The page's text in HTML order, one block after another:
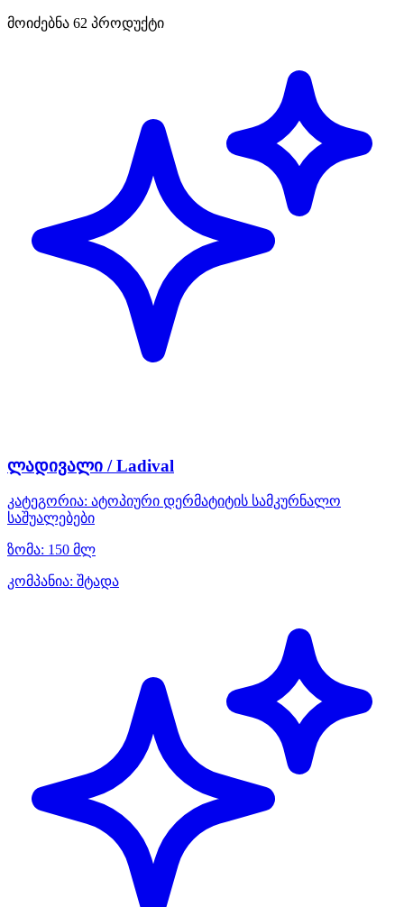
მოიძებნა 62 პროდუქტი
ლადივალი / Ladival
კატეგორია: ატოპიური დერმატიტის სამკურნალო
საშუალებები
ზომა: 150 მლ
კომპანია: შტადა